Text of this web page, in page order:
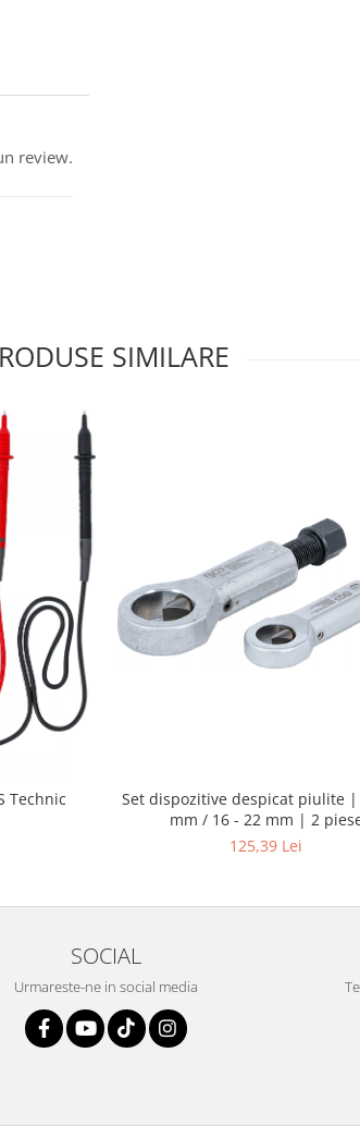
review.
SIMILARE
Technic
Set dispozitive despicat piulite |
mm / 16 - 22 mm | 2
125,39 Lei
SOCIAL
Urmareste-ne in social media